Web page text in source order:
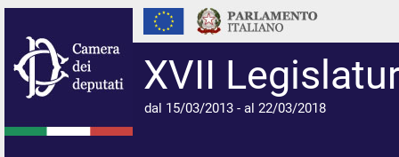
XVII
dal 15/03/2013 - al 22/03/2018